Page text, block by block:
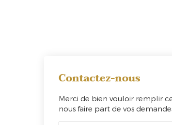
Contactez-nous
Merci de bien vouloir remplir
nous faire part de vos